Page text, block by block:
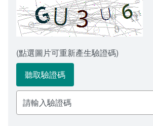
(點選圖片可重新產生驗證碼)
聽取驗證碼